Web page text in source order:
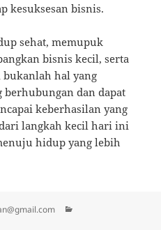
kesuksesan bisnis.
sehat, memupuk
bisnis kecil, serta
bukanlah hal yang
berhubungan dan dapat
keberhasilan yang
langkah kecil hari ini
hidup yang lebih